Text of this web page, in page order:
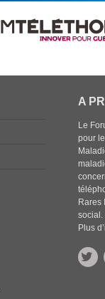
A
Le
pour
Rares
social.
Plus